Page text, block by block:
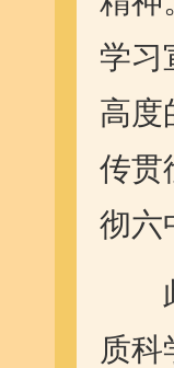
学习
高度
传贯
彻六
此
质